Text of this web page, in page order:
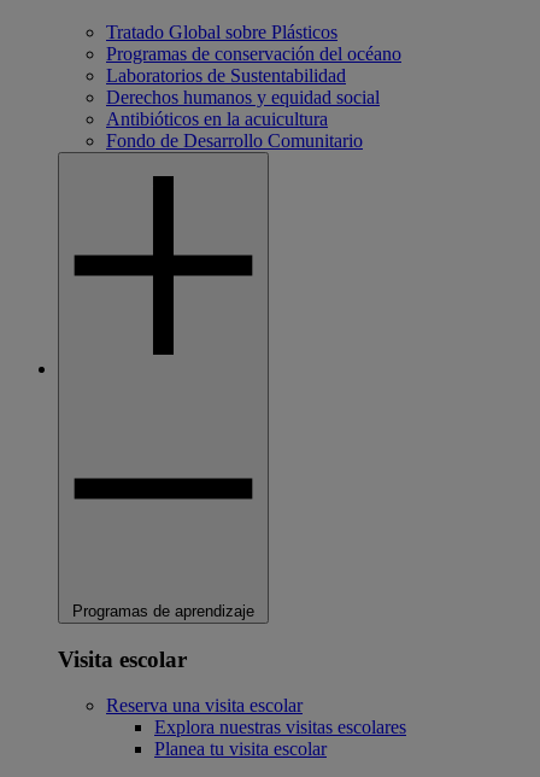
Tratado Global sobre Plásticos
Programas de conservación del océano
Laboratorios de Sustentabilidad
Derechos humanos y equidad social
Antibióticos en la acuicultura
Fondo de Desarrollo Comunitario
Programas de aprendizaje
Visita escolar
Reserva una visita escolar
Explora nuestras visitas escolares
Planea tu visita escolar